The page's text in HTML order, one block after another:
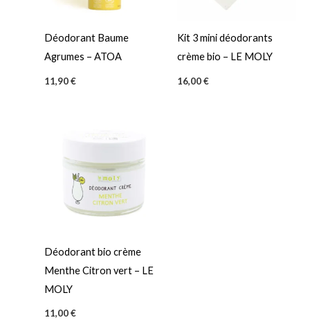
Déodorant Baume
Agrumes – ATOA
11,90€
Kit 3 mini déodorants
crème bio – LE MOLY
16,00€
Déodorant bio crème
Menthe Citron vert – LE
MOLY
11,00€